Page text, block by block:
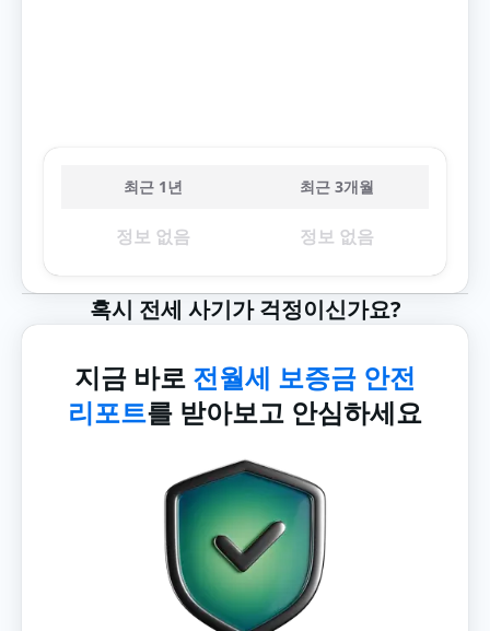
최근 1년 최근 3개월
정보 없음 정보 없음
혹시 전세 사기가 걱정이신가요?
지금 바로 전월세 보증금 안전
리포트를 받아보고 안심하세요